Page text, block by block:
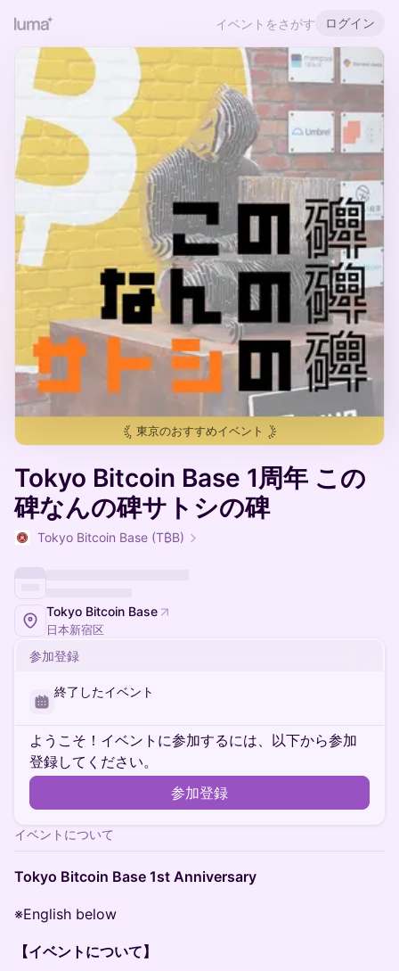
イベントをさがす ログイン
東京のおすすめイベント
Tokyo Bitcoin Base 1周年 この
碑なんの碑サトシの碑
Tokyo Bitcoin Base (T₿B)
Tokyo Bitcoin Base
日本新宿区
参加登録
終了したイベント
ようこそ！イベントに参加するには、以下から参加
登録してください。
参加登録
イベントについて
Tokyo Bitcoin Base 1st Anniversary
※English below
【イベントについて】